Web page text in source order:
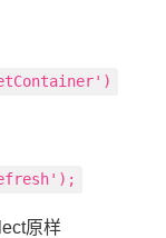
原样